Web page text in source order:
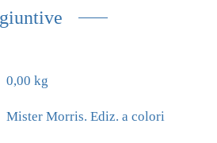
0,00 kg
Mister Morris. Ediz. a colori